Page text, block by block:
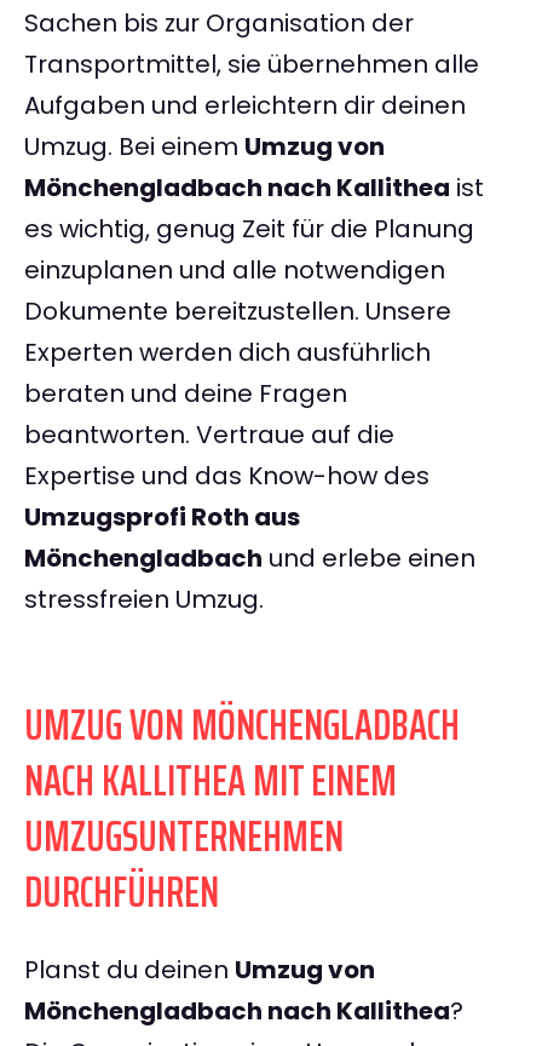
Sachen bis zur Organisation der
Transportmittel, sie übernehmen alle
Aufgaben und erleichtern dir deinen
Umzug. Bei einem Umzug von
Mönchengladbach nach Kallithea ist
es wichtig, genug Zeit für die Planung
einzuplanen und alle notwendigen
Dokumente bereitzustellen. Unsere
Experten werden dich ausführlich
beraten und deine Fragen
beantworten. Vertraue auf die
Expertise und das Know-how des
Umzugsprofi Roth aus
Mönchengladbach und erlebe einen
stressfreien Umzug.
UMZUG VON MÖNCHENGLADBACH
NACH KALLITHEA MIT EINEM
UMZUGSUNTERNEHMEN
DURCHFÜHREN
Planst du deinen Umzug von
Mönchengladbach nach Kallithea?